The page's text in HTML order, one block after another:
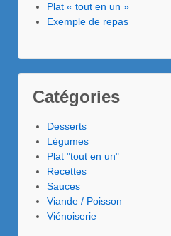
Plat « tout en un »
Exemple de repas
Catégories
Desserts
Légumes
Plat "tout en un"
Recettes
Sauces
Viande / Poisson
Viénoiserie